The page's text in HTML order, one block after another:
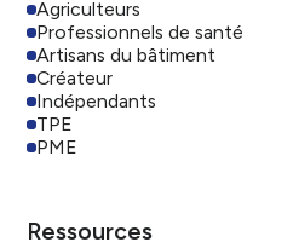
Agriculteurs
Professionnels de santé
Artisans du bâtiment
Créateur
Indépendants
TPE
PME
Ressources